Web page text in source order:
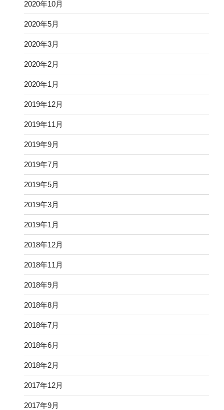
2020年10月
2020年5月
2020年3月
2020年2月
2020年1月
2019年12月
2019年11月
2019年9月
2019年7月
2019年5月
2019年3月
2019年1月
2018年12月
2018年11月
2018年9月
2018年8月
2018年7月
2018年6月
2018年2月
2017年12月
2017年9月